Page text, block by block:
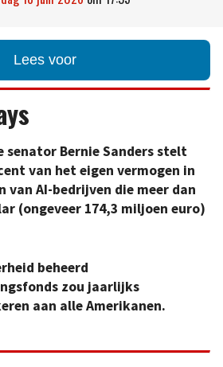
Lees voor
senator Bernie Sanders stelt
van het eigen vermogen in
van AI-bedrijven die meer dan
(ongeveer 174,3 miljoen euro)
beheerd
zou jaarlijks
aan alle Amerikanen.